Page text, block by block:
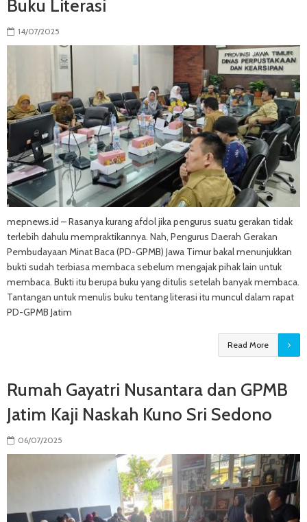
Buku Literasi
14/07/2025
mepnews.id – Rasanya kurang afdol jika pengurus suatu gerakan tidak
terlebih dahulu mempraktikannya. Nah, Pengurus Daerah Gerakan
Pembudayaan Minat Baca (PD-GPMB) Jawa Timur bakal menunjukkan
bukti sudah terbiasa membaca sebelum mengajak pihak lain untuk
membaca. Bukti itu berupa buku yang ditulis setelah banyak membaca.
Tantangan untuk menulis buku tentang literasi itu muncul dalam rapat
PD-GPMB Jatim
Read More
Rumah Gayatri Nusantara dan GPMB
Jatim Kaji Naskah Kuno Sri Sedono
06/07/2025